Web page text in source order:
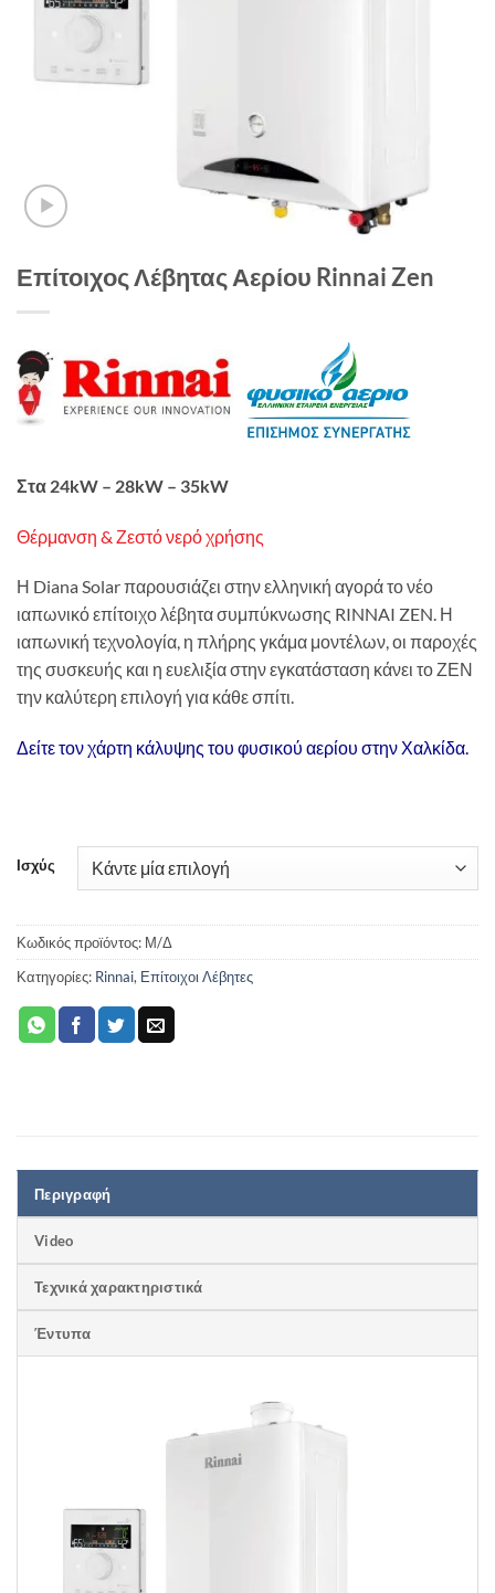
Επίτοιχος Λέβητας Αερίου Rinnai Zen
Στα 24kW – 28kW – 35kW
Θέρμανση & Ζεστό νερό χρήσης
Η Diana Solar παρουσιάζει στην ελληνική αγορά το νέο
ιαπωνικό επίτοιχο λέβητα συμπύκνωσης RINNAI ZEN. Η
ιαπωνική τεχνολογία, η πλήρης γκάμα μοντέλων, οι παροχές
της συσκευής και η ευελιξία στην εγκατάσταση κάνει το ΖΕΝ
την καλύτερη επιλογή για κάθε σπίτι.
Δείτε τον χάρτη κάλυψης του φυσικού αερίου στην Χαλκίδα.
Ισχύς
Κωδικός προϊόντος: Μ/Δ
Κατηγορίες: Rinnai, Επίτοιχοι Λέβητες
Περιγραφή
Video
Τεχνικά χαρακτηριστικά
Έντυπα